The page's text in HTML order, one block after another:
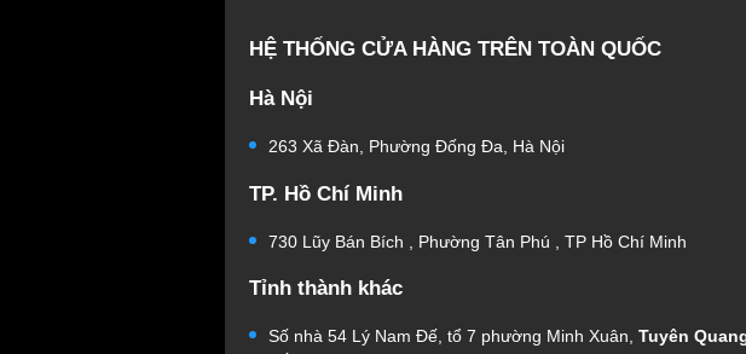
HỆ THỐNG CỬA HÀNG TRÊN TOÀN QUỐC
Hà Nội
263 Xã Đàn, Phường Đống Đa, Hà Nội
TP. Hồ Chí Minh
730 Lũy Bán Bích , Phường Tân Phú , TP Hồ Chí Minh
Tỉnh thành khác
Số nhà 54 Lý Nam Đế, tổ 7 phường Minh Xuân, Tuyên